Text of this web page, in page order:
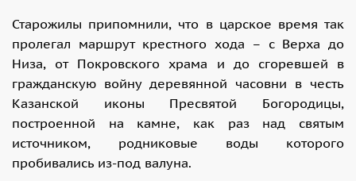
Старожилы припомнили, что в царское время так
пролегал маршрут крестного хода – с Верха до
Низа, от Покровского храма и до сгоревшей в
гражданскую войну деревянной часовни в честь
Казанской иконы Пресвятой Богородицы,
построенной на камне, как раз над святым
источником, родниковые воды которого
пробивались из-под валуна.